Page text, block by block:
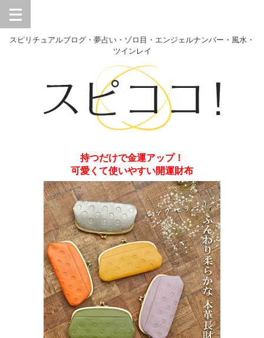
スピリチュアルブログ・夢占い・ゾロ目・エンジェルナンバー・風水・
ツインレイ
持つだけで金運アップ！
可愛くて使いやすい開運財布